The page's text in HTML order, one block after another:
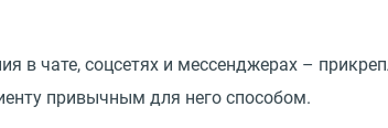
в чате, соцсетях и мессенджерах –
привычным для него способом.